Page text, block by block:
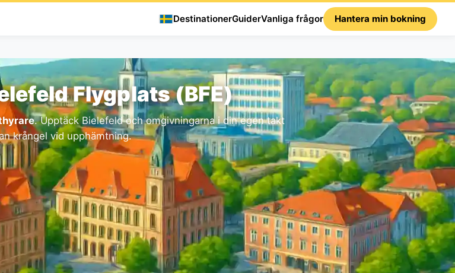
DestinationerGuiderVanliga frågor Hantera min bokning
Flygplats (BFE)
. Upptäck Bielefeld och omgivningarna i din egen takt
krångel vid upphämtning.